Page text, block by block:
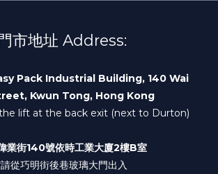
市地址 Address:
Pack Industrial Building, 140 Wai
Kwun Tong, Hong Kong
lift at the back exit (next to Durton)
業街140號依時工業大廈2樓B室
從巧明街後巷玻璃大門出入